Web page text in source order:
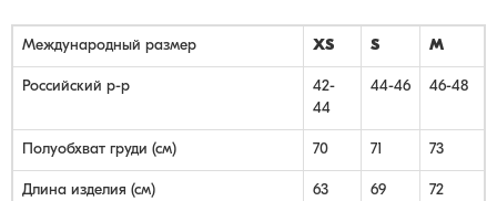
Международный размер XS S M
Российский р-р
42-
44
44-46 46-48
Полуобхват груди (см) 70 71 73
Длина изделия (см) 63 69 72